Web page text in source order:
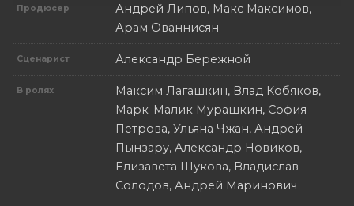
Продюсер
Андрей Липов, Макс Максимов,
Арам Ованнисян
Сценарист Александр Бережной
В ролях
Максим Лагашкин, Влад Кобяков,
Марк-Малик Мурашкин, София
Петрова, Ульяна Чжан, Андрей
Пынзару, Александр Новиков,
Елизавета Шукова, Владислав
Солодов, Андрей Маринович